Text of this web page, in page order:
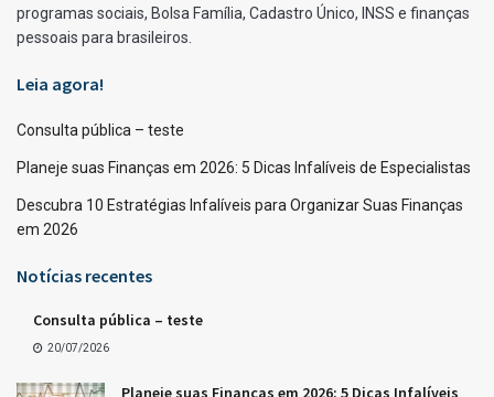
programas sociais, Bolsa Família, Cadastro Único, INSS e finanças
pessoais para brasileiros.
Leia agora!
Consulta pública – teste
Planeje suas Finanças em 2026: 5 Dicas Infalíveis de Especialistas
Descubra 10 Estratégias Infalíveis para Organizar Suas Finanças
em 2026
Notícias recentes
Consulta pública – teste
20/07/2026